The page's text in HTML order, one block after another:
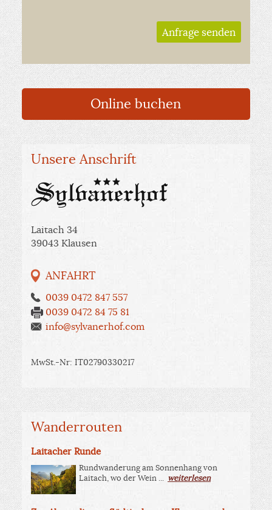
Anfrage senden
Online buchen
Unsere Anschrift
Laitach 34
39043 Klausen
ANFAHRT
0039 0472 847 557
0039 0472 84 75 81
info@sylvanerhof.com
MwSt.-Nr: IT02790330217
Wanderrouten
Laitacher Runde
Rundwanderung am Sonnenhang von
Laitach, wo der Wein ... weiterlesen